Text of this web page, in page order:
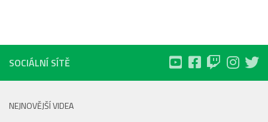
SOCIÁLNÍ SÍTĚ
NEJNOVĚJŠÍ VIDEA